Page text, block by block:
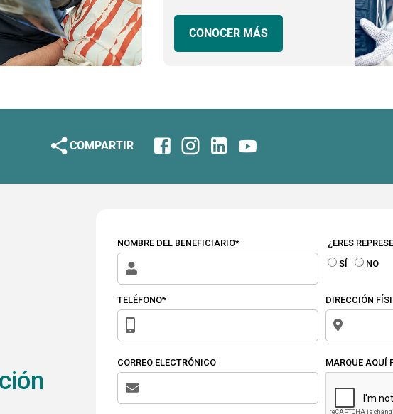
CONOCER MÁS
COMPARTIR
NOMBRE DEL BENEFICIARIO*
¿ERES
SÍ
NO
TELÉFONO* DIRECCIÓN
CORREO ELECTRÓNICO MARQUE AQUÍ